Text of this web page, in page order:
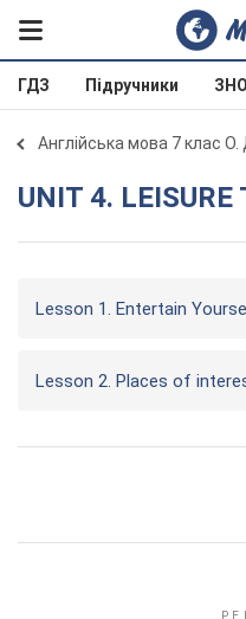
ГДЗ Підручники ЗНО
Англійська мова 7 клас
UNIT 4.
Lesson 1. Entertain
Lesson 2. Places of